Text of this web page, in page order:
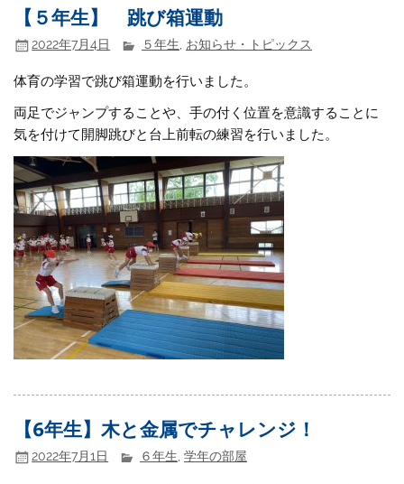
【５年生】 跳び箱運動
2022年7月4日 ５年生 お知らせ・トピックス
体育の学習で跳び箱運動を行いました。
両足でジャンプすることや、手の付く位置を意識することに
気を付けて開脚跳びと台上前転の練習を行いました。
【6年生】木と金属でチャレンジ！
2022年7月1日 ６年生,学年の部屋